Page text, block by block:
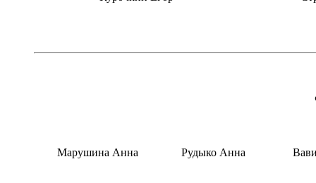
Марушина Анна Рудыко Анна